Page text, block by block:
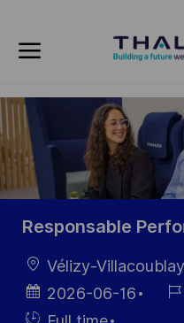
-
Responsable
localisation
Vélizy-
Date 2026-06-16